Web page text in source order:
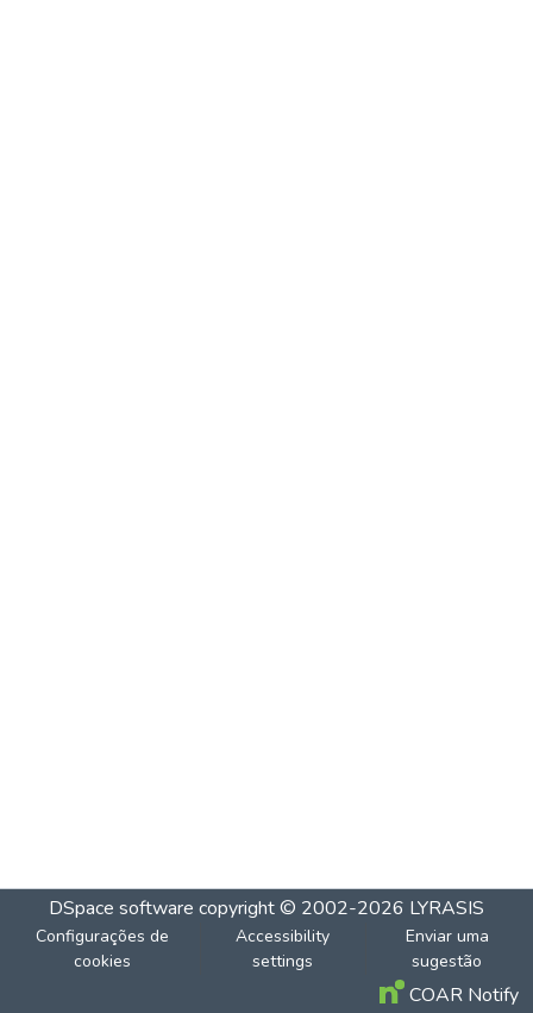
DSpace software copyright © 2002-2026 LYRASIS
Configurações de
cookies
Accessibility
settings
Enviar uma
sugestão
COAR Notify